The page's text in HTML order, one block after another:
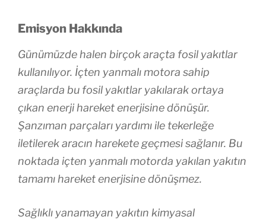
Emisyon Hakkında
Günümüzde halen birçok araçta fosil yakıtlar
kullanılıyor. İçten yanmalı motora sahip
araçlarda bu fosil yakıtlar yakılarak ortaya
çıkan enerji hareket enerjisine dönüşür.
Şanzıman parçaları yardımı ile tekerleğe
iletilerek aracın harekete geçmesi sağlanır. Bu
noktada içten yanmalı motorda yakılan yakıtın
tamamı hareket enerjisine dönüşmez.
Sağlıklı yanamayan yakıtın kimyasal